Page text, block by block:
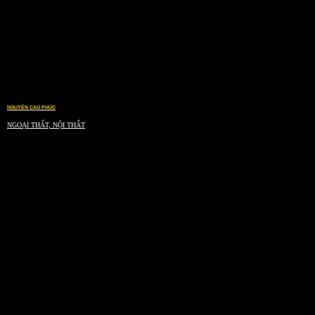
NGUYỄN CAO PHÚC
NGOẠI THẤT, NỘI THẤT